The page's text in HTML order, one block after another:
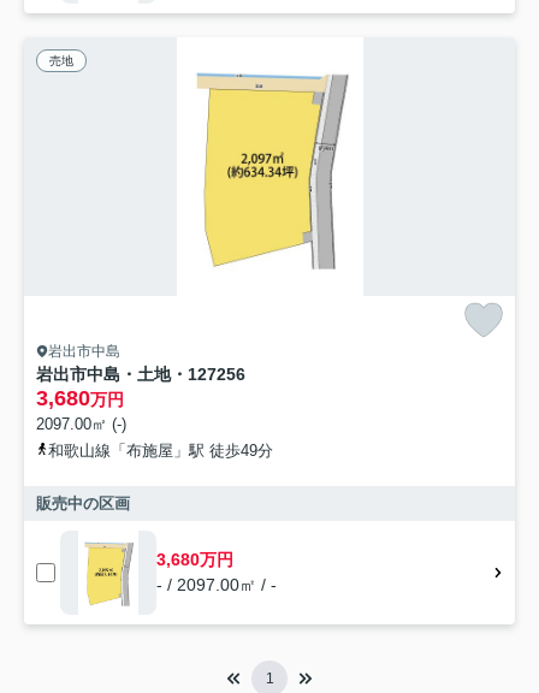
売地
岩出市中島
岩出市中島・土地・127256
3,680万円
2097.00㎡ (-)
和歌山線「布施屋」駅 徒歩49分
販売中の区画
3,680万円
- / 2097.00㎡ / -
1